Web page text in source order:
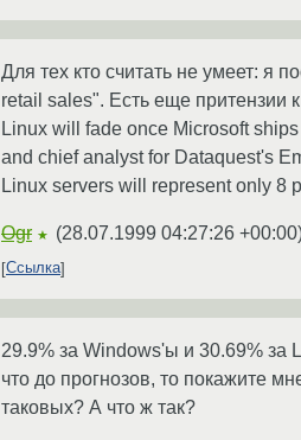
Для тех кто считать не умеет: я
retail sales". Есть еще притензии
Linux will fade once Microsoft
and chief analyst for Dataquest's
Linux servers will represent only 8
Ogr ★ (28.07.1999 04:27:26 +00:00
Ссылка
29.9% за Windows'ы и 30.69% за
что до прогнозов, то покажите
таковых? А что ж так?